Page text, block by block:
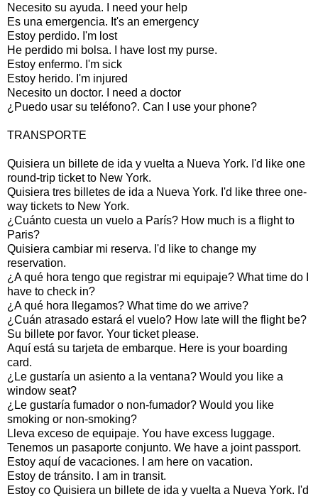
Necesito su ayuda. I need your help
Es una emergencia. It's an emergency
Estoy perdido. I'm lost
He perdido mi bolsa. I have lost my purse.
Estoy enfermo. I'm sick
Estoy herido. I'm injured
Necesito un doctor. I need a doctor
¿Puedo usar su teléfono?. Can I use your phone?
TRANSPORTE
Quisiera un billete de ida y vuelta a Nueva York. I'd like one
round-trip ticket to New York.
Quisiera tres billetes de ida a Nueva York. I'd like three one-
way tickets to New York.
¿Cuánto cuesta un vuelo a París? How much is a flight to
Paris?
Quisiera cambiar mi reserva. I'd like to change my
reservation.
¿A qué hora tengo que registrar mi equipaje? What time do I
have to check in?
¿A qué hora llegamos? What time do we arrive?
¿Cuán atrasado estará el vuelo? How late will the flight be?
Su billete por favor. Your ticket please.
Aquí está su tarjeta de embarque. Here is your boarding
card.
¿Le gustaría un asiento a la ventana? Would you like a
window seat?
¿Le gustaría fumador o non-fumador? Would you like
smoking or non-smoking?
Lleva exceso de equipaje. You have excess luggage.
Tenemos un pasaporte conjunto. We have a joint passport.
Estoy aquí de vacaciones. I am here on vacation.
Estoy de tránsito. I am in transit.
Estoy co Quisiera un billete de ida y vuelta a Nueva York. I'd